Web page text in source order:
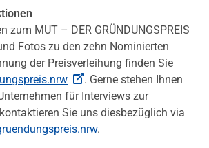
zum MUT – DER GRÜNDUNGSPREIS
Fotos zu den zehn Nominierten
der Preisverleihung finden Sie
. Gerne stehen Ihnen
für Interviews zur
Sie uns diesbezüglich via
.